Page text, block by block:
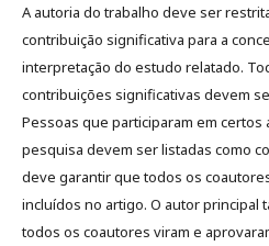
A autoria do trabalho deve ser
contribuição significativa para a
interpretação do estudo relatado.
contribuições significativas devem
Pessoas que participaram em
pesquisa devem ser listadas como
deve garantir que todos os
incluídos no artigo. O autor principal
todos os coautores viram e